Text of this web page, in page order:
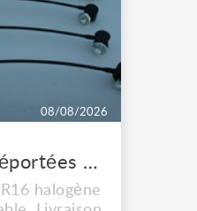
08/08/2026
4 Lampes déportées pour tableau
halogène